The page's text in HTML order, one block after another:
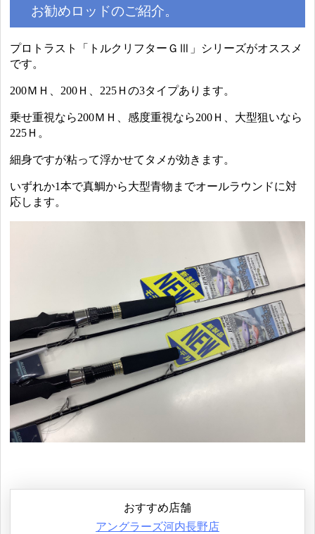
お勧めロッドのご紹介。
プロトラスト「トルクリフターＧⅢ」シリーズがオススメ
です。
200ＭＨ、200Ｈ、225Ｈの3タイプあります。
乗せ重視なら200ＭＨ、感度重視なら200Ｈ、大型狙いなら
225Ｈ。
細身ですが粘って浮かせてタメが効きます。
いずれか1本で真鯛から大型青物までオールラウンドに対
応します。
おすすめ店舗
アングラーズ河内長野店